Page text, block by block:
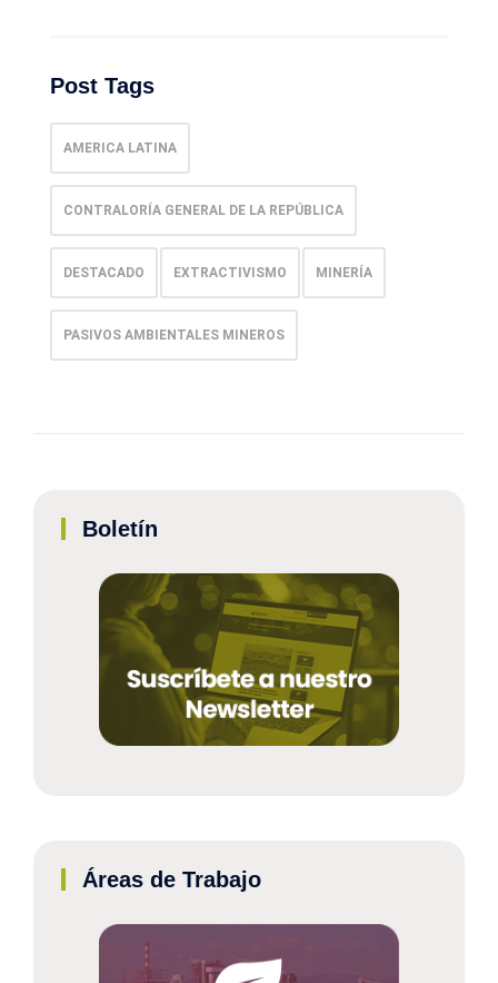
Post Tags
AMERICA LATINA
CONTRALORÍA GENERAL DE LA REPÚBLICA
DESTACADO EXTRACTIVISMO MINERÍA
PASIVOS AMBIENTALES MINEROS
Boletín
Áreas de Trabajo